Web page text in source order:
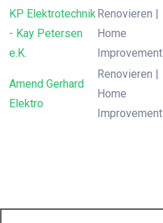
KP Elektrotechnik
- Kay Petersen
e.K.
Renovieren |
Home
Improvement
Amend Gerhard
Elektro
Renovieren |
Home
Improvement